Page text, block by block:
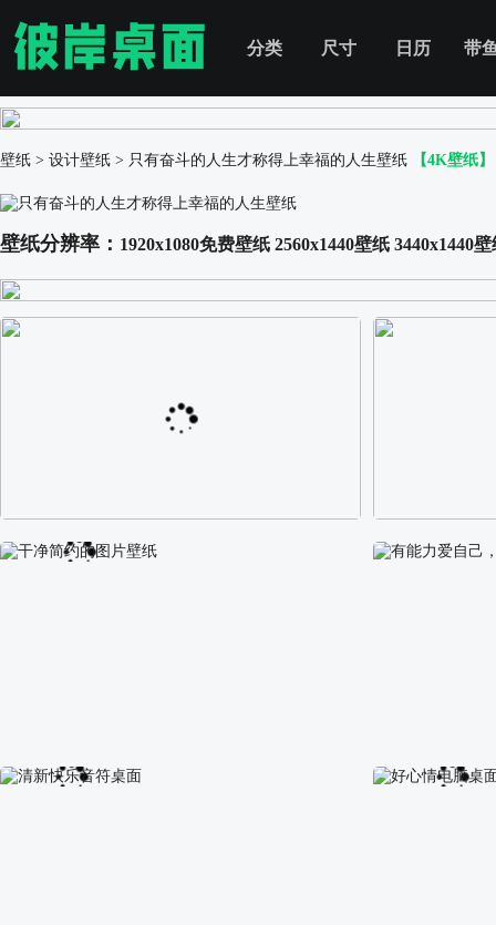
分类 尺寸 日历 带
壁纸 > 设计壁纸 > 只有奋斗的人生才称得上幸福的人生壁纸 【4K壁纸】
壁纸分辨率： 1920x1080免费壁纸 2560x1440壁纸 3440x1440壁
阿尔卑斯山区自然风景壁纸 校园长发可爱
干净简约的图片壁纸 有能力爱自己